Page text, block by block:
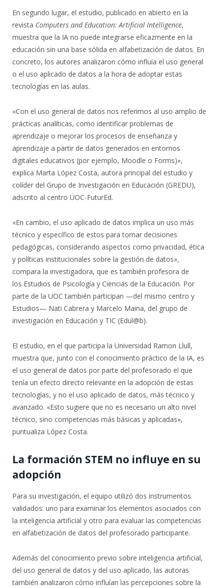
En segundo lugar, el estudio, publicado en abierto en la
revista Computers and Education: Artificial Intelligence,
muestra que la IA no puede integrarse eficazmente en la
educación sin una base sólida en alfabetización de datos. En
concreto, los autores analizaron cómo influía el uso general
o el uso aplicado de datos a la hora de adoptar estas
tecnologías en las aulas.
«Con el uso general de datos nos referimos al uso amplio de
prácticas analíticas, como identificar problemas de
aprendizaje o mejorar los procesos de enseñanza y
aprendizaje a partir de datos generados en entornos
digitales educativos (por ejemplo, Moodle o Forms)»,
explica Marta López Costa, autora principal del estudio y
colíder del Grupo de Investigación en Educación (GREDU),
adscrito al centro UOC-FuturEd.
«En cambio, el uso aplicado de datos implica un uso más
técnico y específico de estos para tomar decisiones
pedagógicas, considerando aspectos como privacidad, ética
y políticas institucionales sobre la gestión de datos»,
compara la investigadora, que es también profesora de
los Estudios de Psicología y Ciencias de la Educación. Por
parte de la UOC también participan —del mismo centro y
Estudios— Nati Cabrera y Marcelo Maina, del grupo de
investigación en Educación y TIC (Edul@b).
El estudio, en el que participa la Universidad Ramon Llull,
muestra que, junto con el conocimiento práctico de la IA, es
el uso general de datos por parte del profesorado el que
tenía un efecto directo relevante en la adopción de estas
tecnologías, y no el uso aplicado de datos, más técnico y
avanzado. «Esto sugiere que no es necesario un alto nivel
técnico, sino competencias más básicas y aplicadas»,
puntualiza López Costa.
La formación STEM no influye en su
adopción
Para su investigación, el equipo utilizó dos instrumentos
validados: uno para examinar los elementos asociados con
la inteligencia artificial y otro para evaluar las competencias
en alfabetización de datos del profesorado participante.
Además del conocimiento previo sobre inteligencia artificial,
del uso general de datos y del uso aplicado, las autoras
también analizaron cómo influían las percepciones sobre la